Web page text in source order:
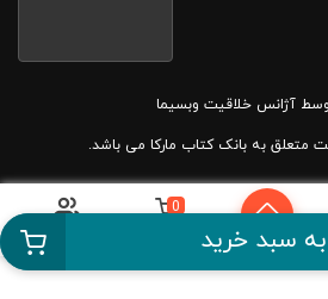
سبد خرید
آژانس خلاقیت وبسیما
متعلق به بانک کتاب مارکا می باشد.
0
حساب کاربری